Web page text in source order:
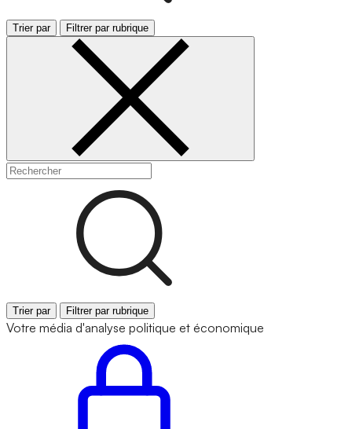
Trier par Filtrer par rubrique
Trier par Filtrer par rubrique
Votre média d'analyse politique et économique